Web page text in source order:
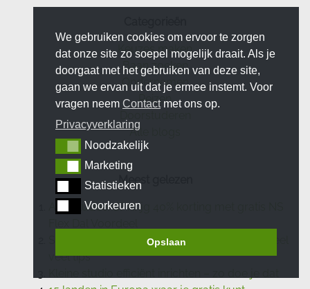
Keuzes maken
Baan zoeken
Ondernemen
Reizen
Alle blogs
Meest gelezen
Afgestudeerd? Krijg 40% korting met gratis NS
Studeren in Noorwegen: mijn ervaringen & heel
veel tips
We gebruiken cookies om ervoor te zorgen
dat onze site zo soepel mogelijk draait. Als je
doorgaat met het gebruiken van deze site,
gaan we ervan uit dat je ermee instemt. Voor
vragen neem Contactmet ons op.
Privacyverklaring
Noodzakelijk
Noodzakelijk
MarketingMarketing
Statistieken
Statistieken
Voorkeuren
Voorkeuren
Opslaan